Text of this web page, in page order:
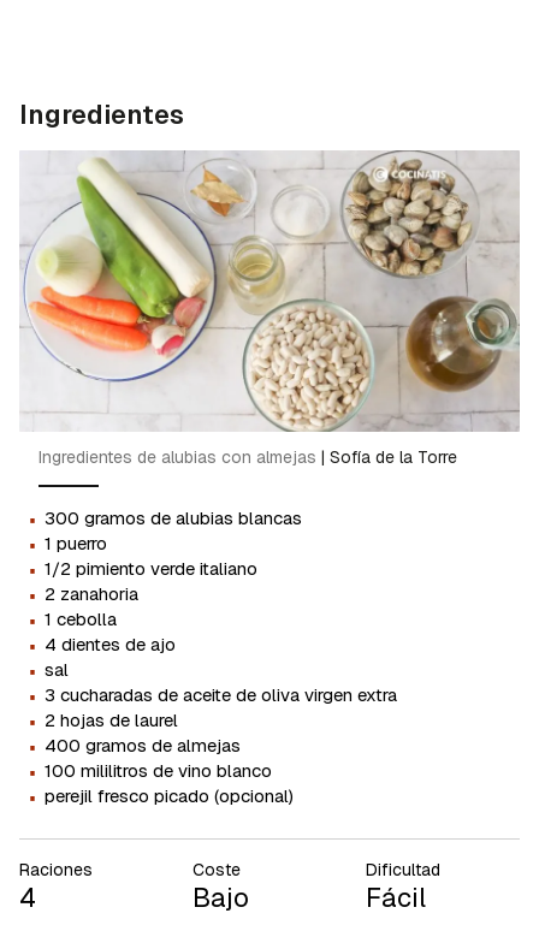
Ingredientes
Ingredientes de alubias con almejas | Sofía de la Torre
· 300 gramos de alubias blancas
· 1 puerro
· 1/2 pimiento verde italiano
· 2 zanahoria
· 1 cebolla
· 4 dientes de ajo
· sal
· 3 cucharadas de aceite de oliva virgen extra
· 2 hojas de laurel
· 400 gramos de almejas
· 100 mililitros de vino blanco
· perejil fresco picado (opcional)
Raciones
4
Coste
Bajo
Dificultad
Fácil